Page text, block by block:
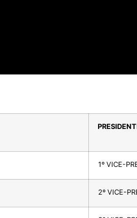
1º VICE-
2º VICE-